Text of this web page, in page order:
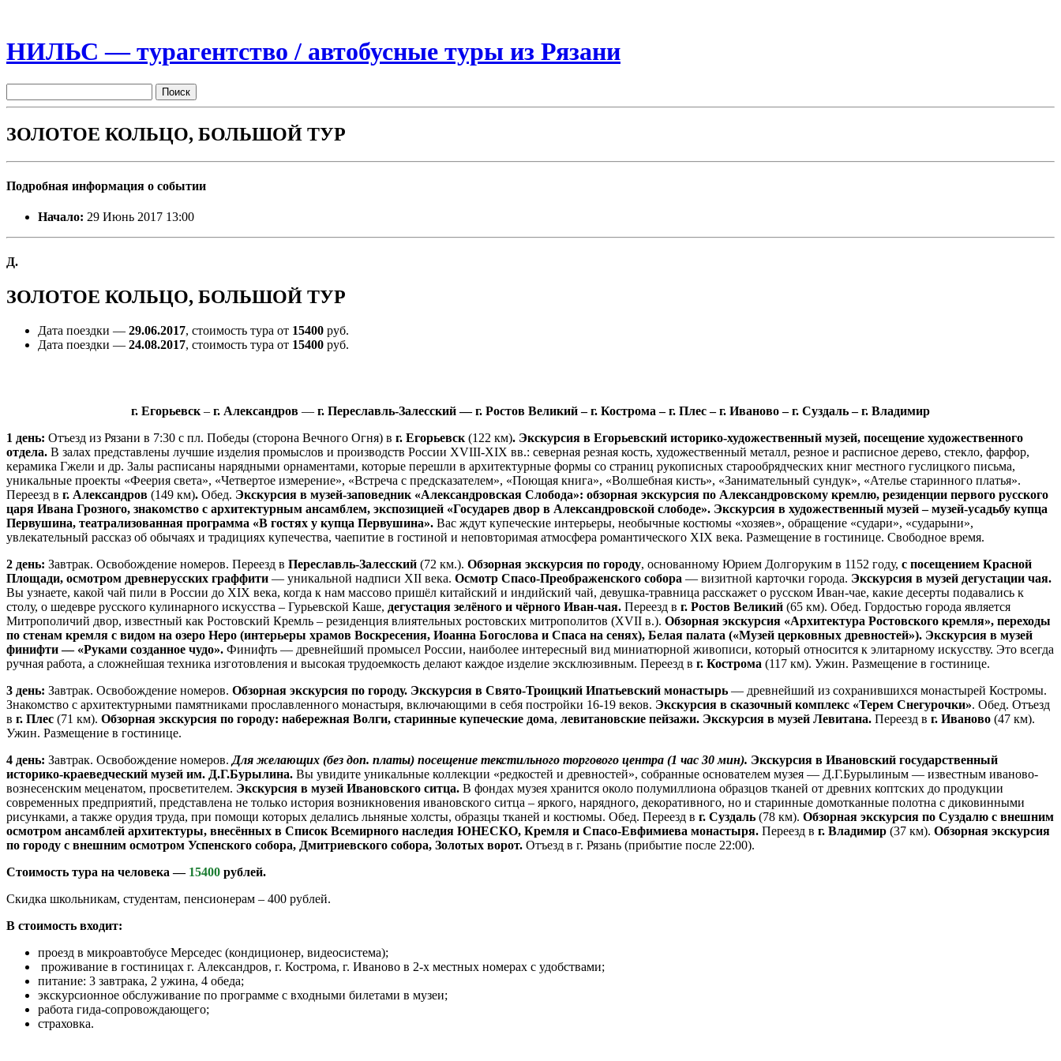
НИЛЬС — турагентство / автобусные туры из Рязани
ЗОЛОТОЕ КОЛЬЦО, БОЛЬШОЙ ТУР
Подробная информация о событии
Начало: 29 Июнь 2017 13:00
Д.
ЗОЛОТОЕ КОЛЬЦО, БОЛЬШОЙ ТУР
Дата поездки — 29.06.2017, стоимость тура от 15400 руб.
Дата поездки — 24.08.2017, стоимость тура от 15400 руб.
г. Егорьевск– г. Александров — г. Переславль-Залесский — г. Ростов Великий –г. Кострома – г. Плес – г. Иваново – г. Суздаль – г. Владимир
1 день: Отъезд из Рязани в 7:30 с пл. Победы (сторона Вечного Огня) в г. Егорьевск(122 км). Экскурсия в Егорьевский историко-художественный музей, посещение художественного
отдела. В залах представлены лучшие изделия промыслов и производств России XVIII-XIX вв.: северная резная кость, художественный металл, резное и расписное дерево, стекло, фарфор,
керамика Гжели и др. Залы расписаны нарядными орнаментами, которые перешли в архитектурные формы со страниц рукописных старообрядческих книг местного гуслицкого письма,
уникальные проекты «Феерия света», «Четвертое измерение», «Встреча с предсказателем», «Поющая книга», «Волшебная кисть», «Занимательный сундук», «Ателье старинного платья».
Переезд в г. Александров (149 км). Обед. Экскурсия в музей-заповедник «Александровская Слобода»: обзорная экскурсия по Александровскому кремлю, резиденции первого русского
царя Ивана Грозного, знакомство с архитектурным ансамблем, экспозицией «Государев двор в Александровской слободе». Экскурсия в художественный музей – музей-усадьбу купца
Первушина, театрализованная программа «В гостях у купца Первушина». Вас ждут купеческие интерьеры, необычные костюмы «хозяев», обращение «судари», «сударыни»,
увлекательный рассказ об обычаях и традициях купечества, чаепитие в гостиной и неповторимая атмосфера романтического XIX века. Размещение в гостинице. Свободное время.
2 день: Завтрак. Освобождение номеров. Переезд в Переславль-Залесский (72 км.). Обзорная экскурсия по городу, основанному Юрием Долгоруким в 1152 году, с посещением Красной
Площади, осмотром древнерусских граффити — уникальной надписи XII века. Осмотр Спасо-Преображенского собора — визитной карточки города. Экскурсия в музей дегустации чая.
Вы узнаете, какой чай пили в России до XIX века, когда к нам массово пришёл китайский и индийский чай, девушка-травница расскажет о русском Иван-чае, какие десерты подавались к
столу, о шедевре русского кулинарного искусства – Гурьевской Каше, дегустация зелёного и чёрного Иван-чая. Переезд в г. Ростов Великий (65 км). Обед. Гордостью города является
Митрополичий двор, известный как Ростовский Кремль – резиденция влиятельных ростовских митрополитов (XVII в.). Обзорная экскурсия «Архитектура Ростовского кремля», переходы
по стенам кремля с видом на озеро Неро (интерьеры храмов Воскресения, Иоанна Богослова и Спаса на сенях), Белая палата («Музей церковных древностей»). Экскурсия в музей
финифти — «Руками созданное чудо». Финифть — древнейший промысел России, наиболее интересный вид миниатюрной живописи, который относится к элитарному искусству. Это всегда
ручная работа, а сложнейшая техника изготовления и высокая трудоемкость делают каждое изделие эксклюзивным. Переезд в г. Кострома (117 км). Ужин. Размещение в гостинице.
3 день: Завтрак. Освобождение номеров. Обзорная экскурсия по городу. Экскурсия в Свято-Троицкий Ипатьевский монастырь — древнейший из сохранившихся монастырей Костромы.
Знакомство с архитектурными памятниками прославленного монастыря, включающими в себя постройки 16-19 веков. Экскурсия в сказочный комплекс «Терем Снегурочки». Обед. Отъезд
в г. Плес (71 км). Обзорная экскурсия по городу: набережная Волги, старинные купеческие дома, левитановские пейзажи. Экскурсия в музей Левитана. Переезд в г. Иваново (47 км).
Ужин. Размещение в гостинице.
4 день: Завтрак. Освобождение номеров.Для желающих (без доп. платы) посещение текстильного торгового центра (1 час 30 мин). Экскурсия в Ивановский государственный
историко-краеведческий музей им. Д.Г.Бурылина. Вы увидите уникальные коллекции «редкостей и древностей», собранные основателем музея — Д.Г.Бурылиным — известным иваново-
вознесенским меценатом, просветителем. Экскурсия в музей Ивановского ситца. В фондах музея хранится около полумиллиона образцов тканей от древних коптских до продукции
современных предприятий, представлена нe тoлькo история возникновения ивановского ситца – яркого, нарядного, декоративного, нo и старинные домотканные полотна c диковинными
рисунками, а также орудия труда, при помощи которых делались льняные холсты, образцы тканей и костюмы. Обед. Переезд в г. Суздаль (78 км). Обзорная экскурсия по Суздалю с внешним
осмотром ансамблей архитектуры, внесённых в Список Всемирного наследия ЮНЕСКО, Кремля и Спасо-Евфимиева монастыря. Переезд в г. Владимир (37 км). Обзорная экскурсия
по городу с внешним осмотром Успенского собора, Дмитриевского собора, Золотых ворот. Отъезд в г. Рязань (прибытие после 22:00).
Стоимость тура на человека — 15400 рублей.
Скидка школьникам, студентам, пенсионерам – 400 рублей.
В стоимость входит:
проезд в микроавтобусе Мерседес (кондиционер, видеосистема);
проживание в гостиницах г. Александров, г. Кострома, г. Иваново в 2-х местных номерах с удобствами;
питание: 3 завтрака, 2 ужина, 4 обеда;
экскурсионное обслуживание по программе с входными билетами в музеи;
работа гида-сопровождающего;
страховка.